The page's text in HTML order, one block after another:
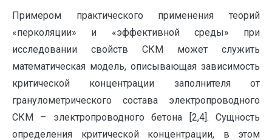
Примером практического применения теорий
«перколяции» и «эффективной среды» при
исследовании свойств СКМ может служить
математическая модель, описывающая зависимость
критической концентрации заполнителя от
гранулометрического состава электропроводного
СКМ – электропроводного бетона [2,4]. Сущность
определения критической концентрации, в этом